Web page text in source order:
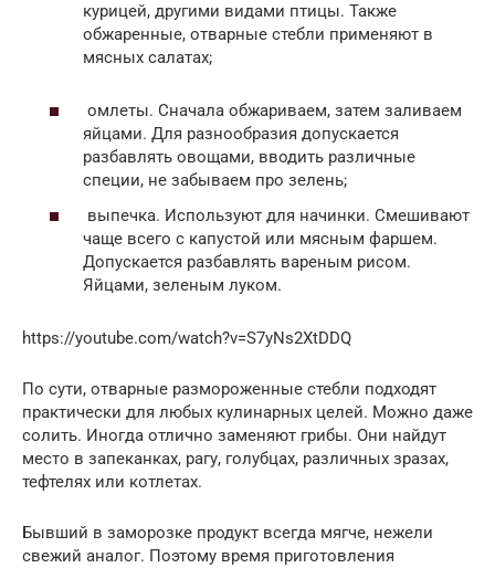
курицей, другими видами птицы. Также
обжаренные, отварные стебли применяют в
мясных салатах;
омлеты. Сначала обжариваем, затем заливаем
яйцами. Для разнообразия допускается
разбавлять овощами, вводить различные
специи, не забываем про зелень;
выпечка. Используют для начинки. Смешивают
чаще всего с капустой или мясным фаршем.
Допускается разбавлять вареным рисом.
Яйцами, зеленым луком.
https://youtube.com/watch?v=S7yNs2XtDDQ
По сути, отварные размороженные стебли подходят
практически для любых кулинарных целей. Можно даже
солить. Иногда отлично заменяют грибы. Они найдут
место в запеканках, рагу, голубцах, различных зразах,
тефтелях или котлетах.
Бывший в заморозке продукт всегда мягче, нежели
свежий аналог. Поэтому время приготовления